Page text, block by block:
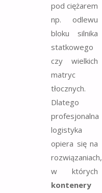
pod ciężarem
np. odlewu
bloku silnika
statkowego
czy wielkich
matryc
tłocznych.
Dlatego
profesjonalna
logistyka
opiera się na
rozwiązaniach,
w których
kontenery